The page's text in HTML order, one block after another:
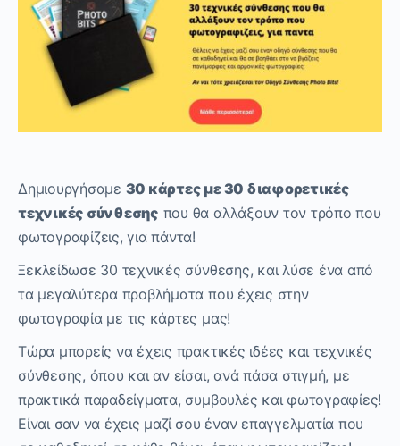
Δημιουργήσαμε 30 κάρτες με 30 διαφορετικές
τεχνικές σύνθεσης που θα αλλάξουν τον τρόπο που
φωτογραφίζεις, για πάντα!
Ξεκλείδωσε 30 τεχνικές σύνθεσης, και λύσε ένα από
τα μεγαλύτερα προβλήματα που έχεις στην
φωτογραφία με τις κάρτες μας!
Τώρα μπορείς να έχεις πρακτικές ιδέες και τεχνικές
σύνθεσης, όπου και αν είσαι, ανά πάσα στιγμή, με
πρακτικά παραδείγματα, συμβουλές και φωτογραφίες!
Είναι σαν να έχεις μαζί σου έναν επαγγελματία που